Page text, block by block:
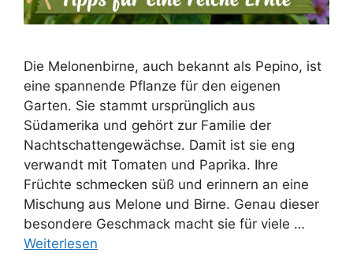
Die Melonenbirne, auch bekannt als Pepino, ist
eine spannende Pflanze für den eigenen
Garten. Sie stammt ursprünglich aus
Südamerika und gehört zur Familie der
Nachtschattengewächse. Damit ist sie eng
verwandt mit Tomaten und Paprika. Ihre
Früchte schmecken süß und erinnern an eine
Mischung aus Melone und Birne. Genau dieser
besondere Geschmack macht sie für viele …
Weiterlesen